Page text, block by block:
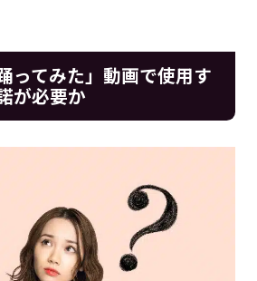
ってみた」動画で使用す
が必要か